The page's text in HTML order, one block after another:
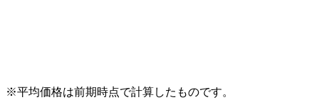
※平均価格は前期時点で計算したものです。